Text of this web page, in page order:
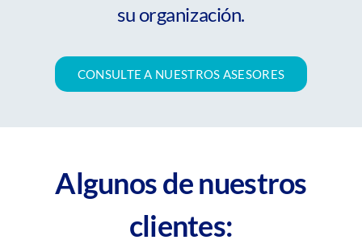
su organización.
CONSULTE A NUESTROS ASESORES
Algunos de nuestros
clientes: